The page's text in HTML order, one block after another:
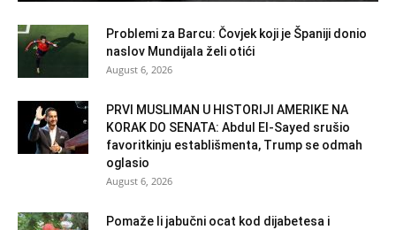
Problemi za Barcu: Čovjek koji je Španiji donio
naslov Mundijala želi otići
August 6, 2026
PRVI MUSLIMAN U HISTORIJI AMERIKE NA
KORAK DO SENATA: Abdul El-Sayed srušio
favoritkinju establišmenta, Trump se odmah
oglasio
August 6, 2026
Pomaže li jabučni ocat kod dijabetesa i